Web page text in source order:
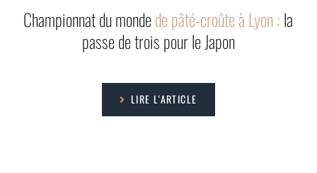
Championnat du mondede pâté-croûte à Lyon :la
passe de trois pour le Japon
LIRE L'ARTICLE